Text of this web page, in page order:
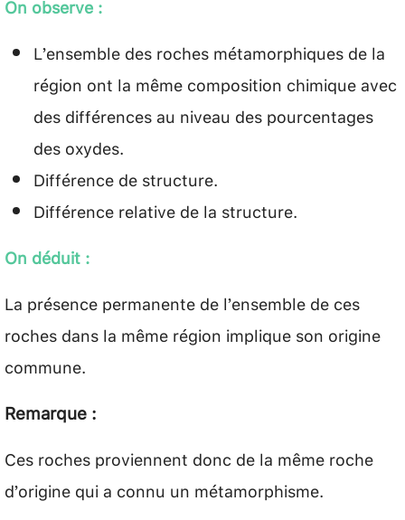
On observe :
L’ensemble des roches métamorphiques de la
région ont la même composition chimique avec
des différences au niveau des pourcentages
des oxydes.
Différence de structure.
Différence relative de la structure.
On déduit :
La présence permanente de l’ensemble de ces
roches dans la même région implique son origine
commune.
Remarque :
Ces roches proviennent donc de la même roche
d’origine qui a connu un métamorphisme.